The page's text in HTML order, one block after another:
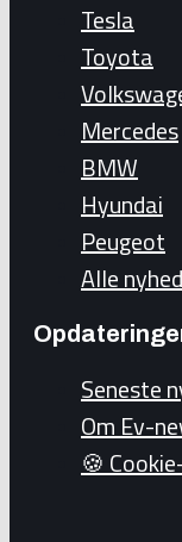
Tesla
Toyota
Mercedes
BMW
Hyundai
Peugeot
Alle
Seneste
Om Ev-
🍪